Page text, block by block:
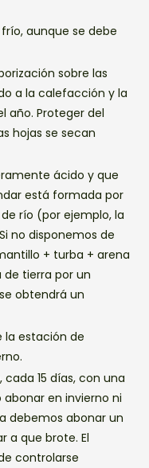
aunque se debe
sobre las
a la calefacción y la
Proteger del
hojas se secan
ácido y que
está formada por
río (por ejemplo, la
no disponemos de
+ turba + arena
de tierra por un
obtendrá un
la estación de
15 días, con una
en invierno ni
debemos abonar un
a que brote. El
controlarse